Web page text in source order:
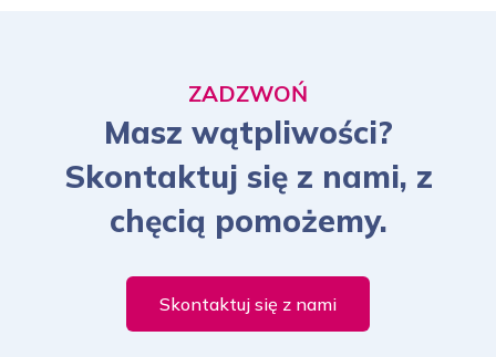
ZADZWOŃ
Masz wątpliwości?
Skontaktuj się z nami, z
chęcią pomożemy.
Skontaktuj się z nami